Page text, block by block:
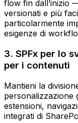
flow fin dall’inizio
versionati e più
particolarmente
esigenze di
3. SPFx per lo
per i contenuti
Mantieni la
personalizzazione
estensioni,
integrati di